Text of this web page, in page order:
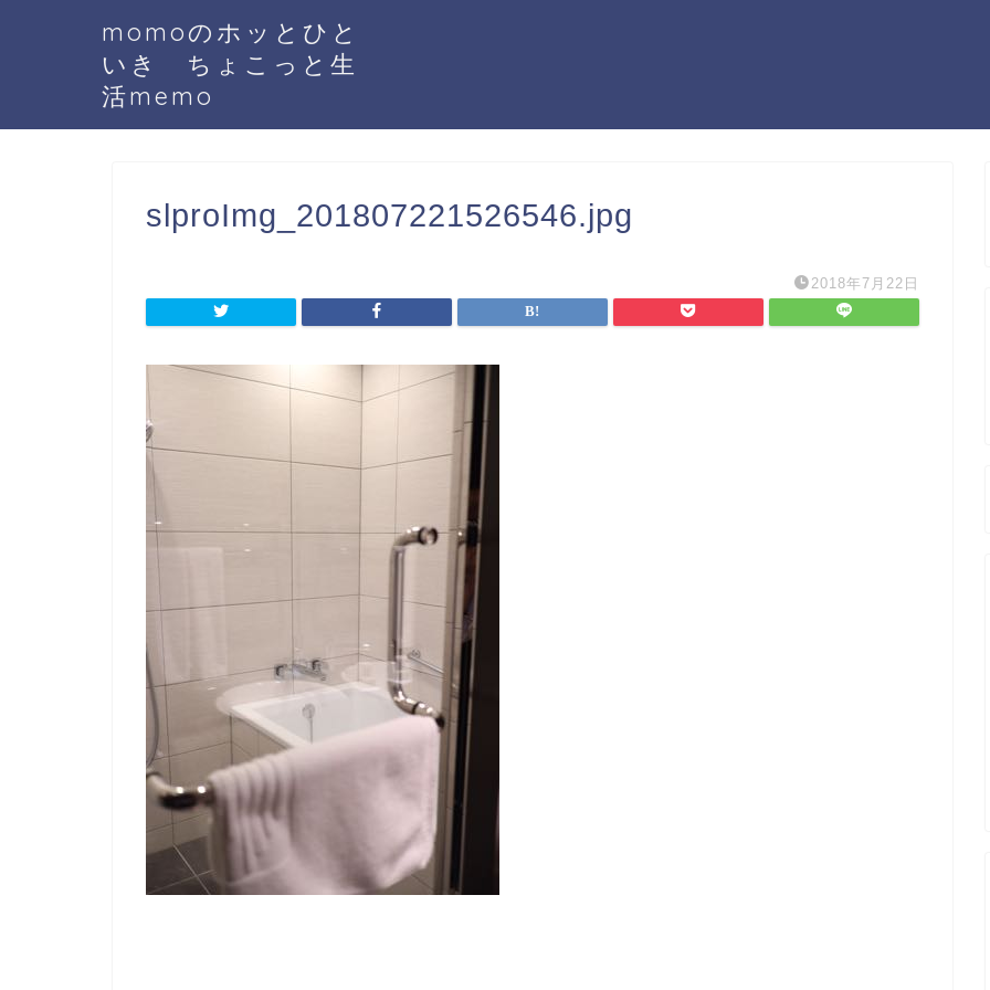
momoのホッとひと
いき ちょこっと生
活memo
slproImg_201807221526546.jpg
2018年7月22日